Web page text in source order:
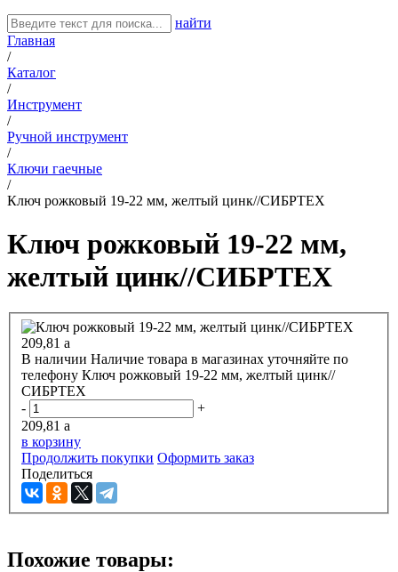
найти
Главная
/
Каталог
/
Инструмент
/
Ручной инструмент
/
Ключи гаечные
/
Ключ рожковый 19-22 мм, желтый цинк//СИБРТЕХ
Ключ рожковый 19-22 мм,
желтый цинк//СИБРТЕХ
209,81 a
В наличии Наличие товара в магазинах уточняйте по
телефону Ключ рожковый 19-22 мм, желтый цинк//
СИБРТЕХ
-
+
209,81 a
в корзину
Продолжить покупки Оформить заказ
Поделиться
Похожие товары: